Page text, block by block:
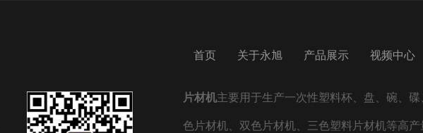
首页 关于永旭 产品展示 视频中心
片材机主要用于生产一次性塑料杯、盘、碗、
色片材机、双色片材机、三色塑料片材机等高